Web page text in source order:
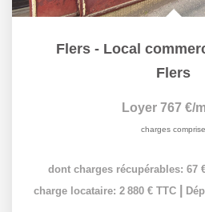
Flers - Local
Flers
Loyer 767 €/
charges
dont charges récupérables: 67
charge locataire: 2 880 € TTC